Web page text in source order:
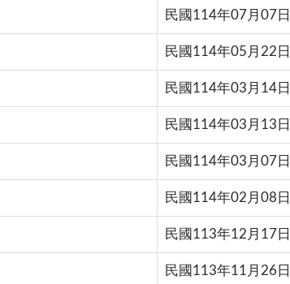
民國114年07月07日
民國114年05月22日
民國114年03月14日
民國114年03月13日
民國114年03月07日
民國114年02月08日
民國113年12月17日
民國113年11月26日